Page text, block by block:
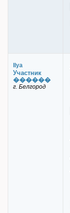
Ilya
Участник
������
г. Белгород